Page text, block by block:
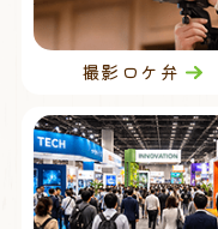
撮影ロケ弁